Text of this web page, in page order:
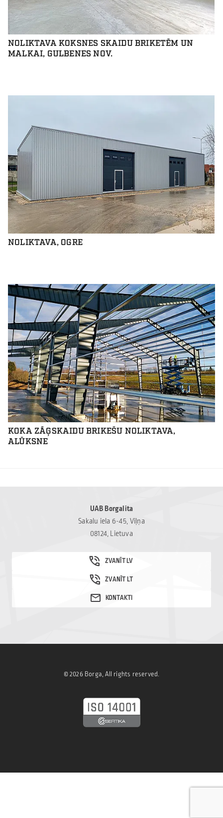
NOLIKTAVA KOKSNES SKAIDU BRIKETĒM UN
MALKAI, GULBENES NOV.
NOLIKTAVA, OGRE
KOKA ZĀĢSKAIDU BRIKEŠU NOLIKTAVA,
ALŪKSNE
UAB Borgalita
Sakalu iela 6-45, Viļņa
08124, Lietuva
© 2026 Borga, All rights reserved.